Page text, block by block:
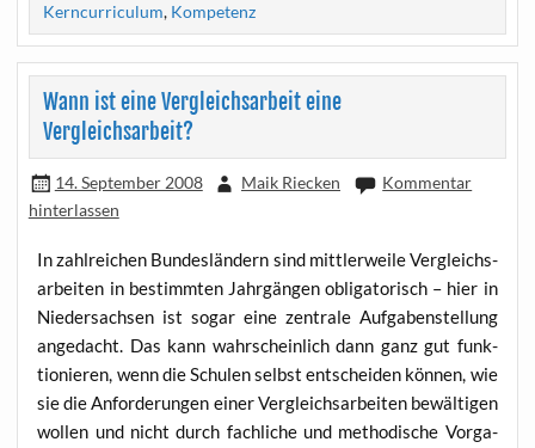
Kerncurriculum, Kompetenz
Wann ist eine Vergleichsarbeit eine
Vergleichsarbeit?
14. September 2008 Maik Riecken
Kommentar
hinterlassen
In zahl­rei­chen Bun­des­län­dern sind mitt­ler­wei­le Ver­gleichs­
ar­bei­ten in bestimm­ten Jahr­gän­gen obli­ga­to­risch – hier in
Nie­der­sach­sen ist sogar eine zen­tra­le Auf­ga­ben­stel­lung
ange­dacht. Das kann wahr­schein­lich dann ganz gut funk­
tio­nie­ren, wenn die Schu­len selbst ent­schei­den kön­nen, wie
sie die Anfor­de­run­gen einer Ver­gleichs­ar­bei­ten bewäl­ti­gen
wol­len und nicht durch fach­li­che und metho­di­sche Vor­ga­